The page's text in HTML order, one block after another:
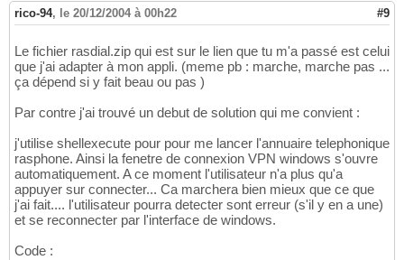
rico-94, le 20/12/2004 à 00h22 #9
Le fichier rasdial.zip qui est sur le lien que tu m'a passé est celui
que j'ai adapter à mon appli. (meme pb : marche, marche pas ...
ça dépend si y fait beau ou pas )
Par contre j'ai trouvé un debut de solution qui me convient :
j'utilise shellexecute pour pour me lancer l'annuaire telephonique
rasphone. Ainsi la fenetre de connexion VPN windows s'ouvre
automatiquement. A ce moment l'utilisateur n'a plus qu'a
appuyer sur connecter... Ca marchera bien mieux que ce que
j'ai fait.... l'utilisateur pourra detecter sont erreur (s'il y en a une)
et se reconnecter par l'interface de windows.
Code :